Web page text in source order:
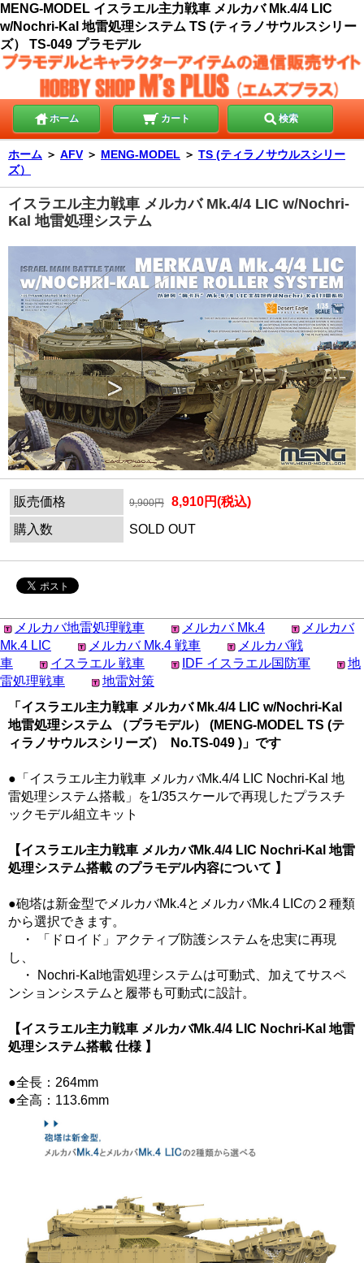
MENG-MODEL イスラエル主力戦車 メルカバ Mk.4/4 LIC
w/Nochri-Kal 地雷処理システム TS (ティラノサウルスシリー
ズ） TS-049 プラモデル
ホーム カート 検索
ホーム ＞ AFV ＞ MENG-MODEL ＞ TS (ティラノサウルスシリー
ズ）
イスラエル主力戦車 メルカバ Mk.4/4 LIC w/Nochri-
Kal 地雷処理システム
販売価格 9,900円
8,910円(税込)
購入数
SOLD OUT
メルカバ地雷処理戦車 メルカバ Mk.4
メルカバ
Mk.4 LIC
メルカバ Mk.4 戦車
メルカバ戦
車
イスラエル 戦車 IDF イスラエル国防軍
地
雷処理戦車
地雷対策
「イスラエル主力戦車 メルカバ Mk.4/4 LIC w/Nochri-Kal
地雷処理システム （プラモデル） (MENG-MODEL TS (テ
ィラノサウルスシリーズ） No.TS-049 )」です
●「イスラエル主力戦車 メルカバMk.4/4 LIC Nochri-Kal 地
雷処理システム搭載」を1/35スケールで再現したプラスチ
ックモデル組立キット
【イスラエル主力戦車 メルカバMk.4/4 LIC Nochri-Kal 地雷
処理システム搭載 のプラモデル内容について 】
●砲塔は新金型でメルカバMk.4とメルカバMk.4 LICの２種類
から選択できます。
・ 「ドロイド」アクティブ防護システムを忠実に再現
し、
・ Nochri-Kaⅼ地雷処理システムは可動式、加えてサスペ
ンションシステムと履帯も可動式に設計。
【イスラエル主力戦車 メルカバMk.4/4 LIC Nochri-Kal 地雷
処理システム搭載 仕様 】
●全長：264mm
●全高：113.6mm